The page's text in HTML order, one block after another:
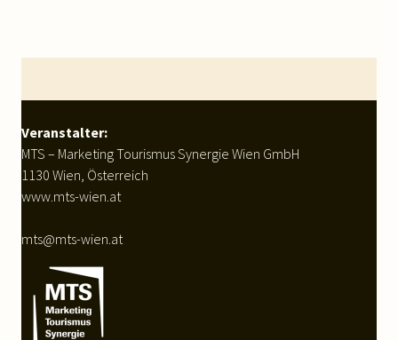
WEITERLESEN
Veranstalter:
MTS – Marketing Tourismus Synergie Wien GmbH
1130 Wien, Österreich
www.mts-wien.at
mts@mts-wien.at